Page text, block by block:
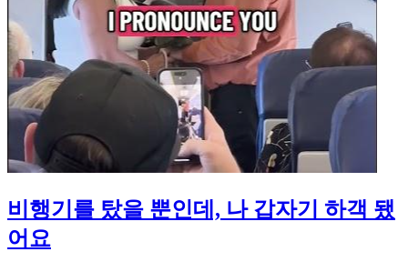
비행기를 탔을 뿐인데, 나 갑자기 하객 됐
어요